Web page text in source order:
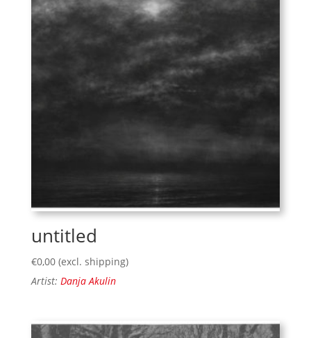
untitled
€0,00 (excl. shipping)
Artist: Danja Akulin